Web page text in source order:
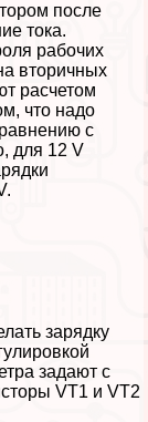
после
тока.
рабочих
вторичных
расчетом
что надо
с
для 12 V
зарядку
задают с
VT1 и VT2